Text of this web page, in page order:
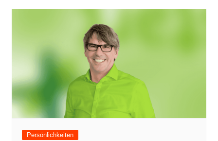
Persönlichkeiten